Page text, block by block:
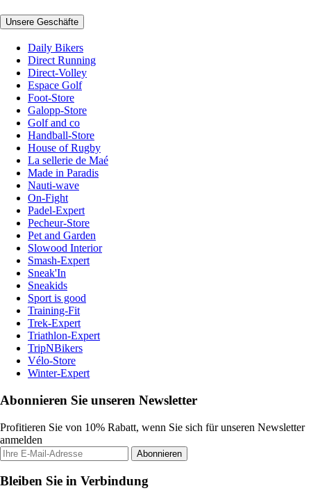
Unsere Geschäfte
Daily Bikers
Direct Running
Direct-Volley
Espace Golf
Foot-Store
Galopp-Store
Golf and co
Handball-Store
House of Rugby
La sellerie de Maé
Made in Paradis
Nauti-wave
On-Fight
Padel-Expert
Pecheur-Store
Pet and Garden
Slowood Interior
Smash-Expert
Sneak'In
Sneakids
Sport is good
Training-Fit
Trek-Expert
Triathlon-Expert
TripNBikers
Vélo-Store
Winter-Expert
Abonnieren Sie unseren Newsletter
Profitieren Sie von 10% Rabatt, wenn Sie sich für unseren Newsletter
anmelden
Abonnieren
Bleiben Sie in Verbindung